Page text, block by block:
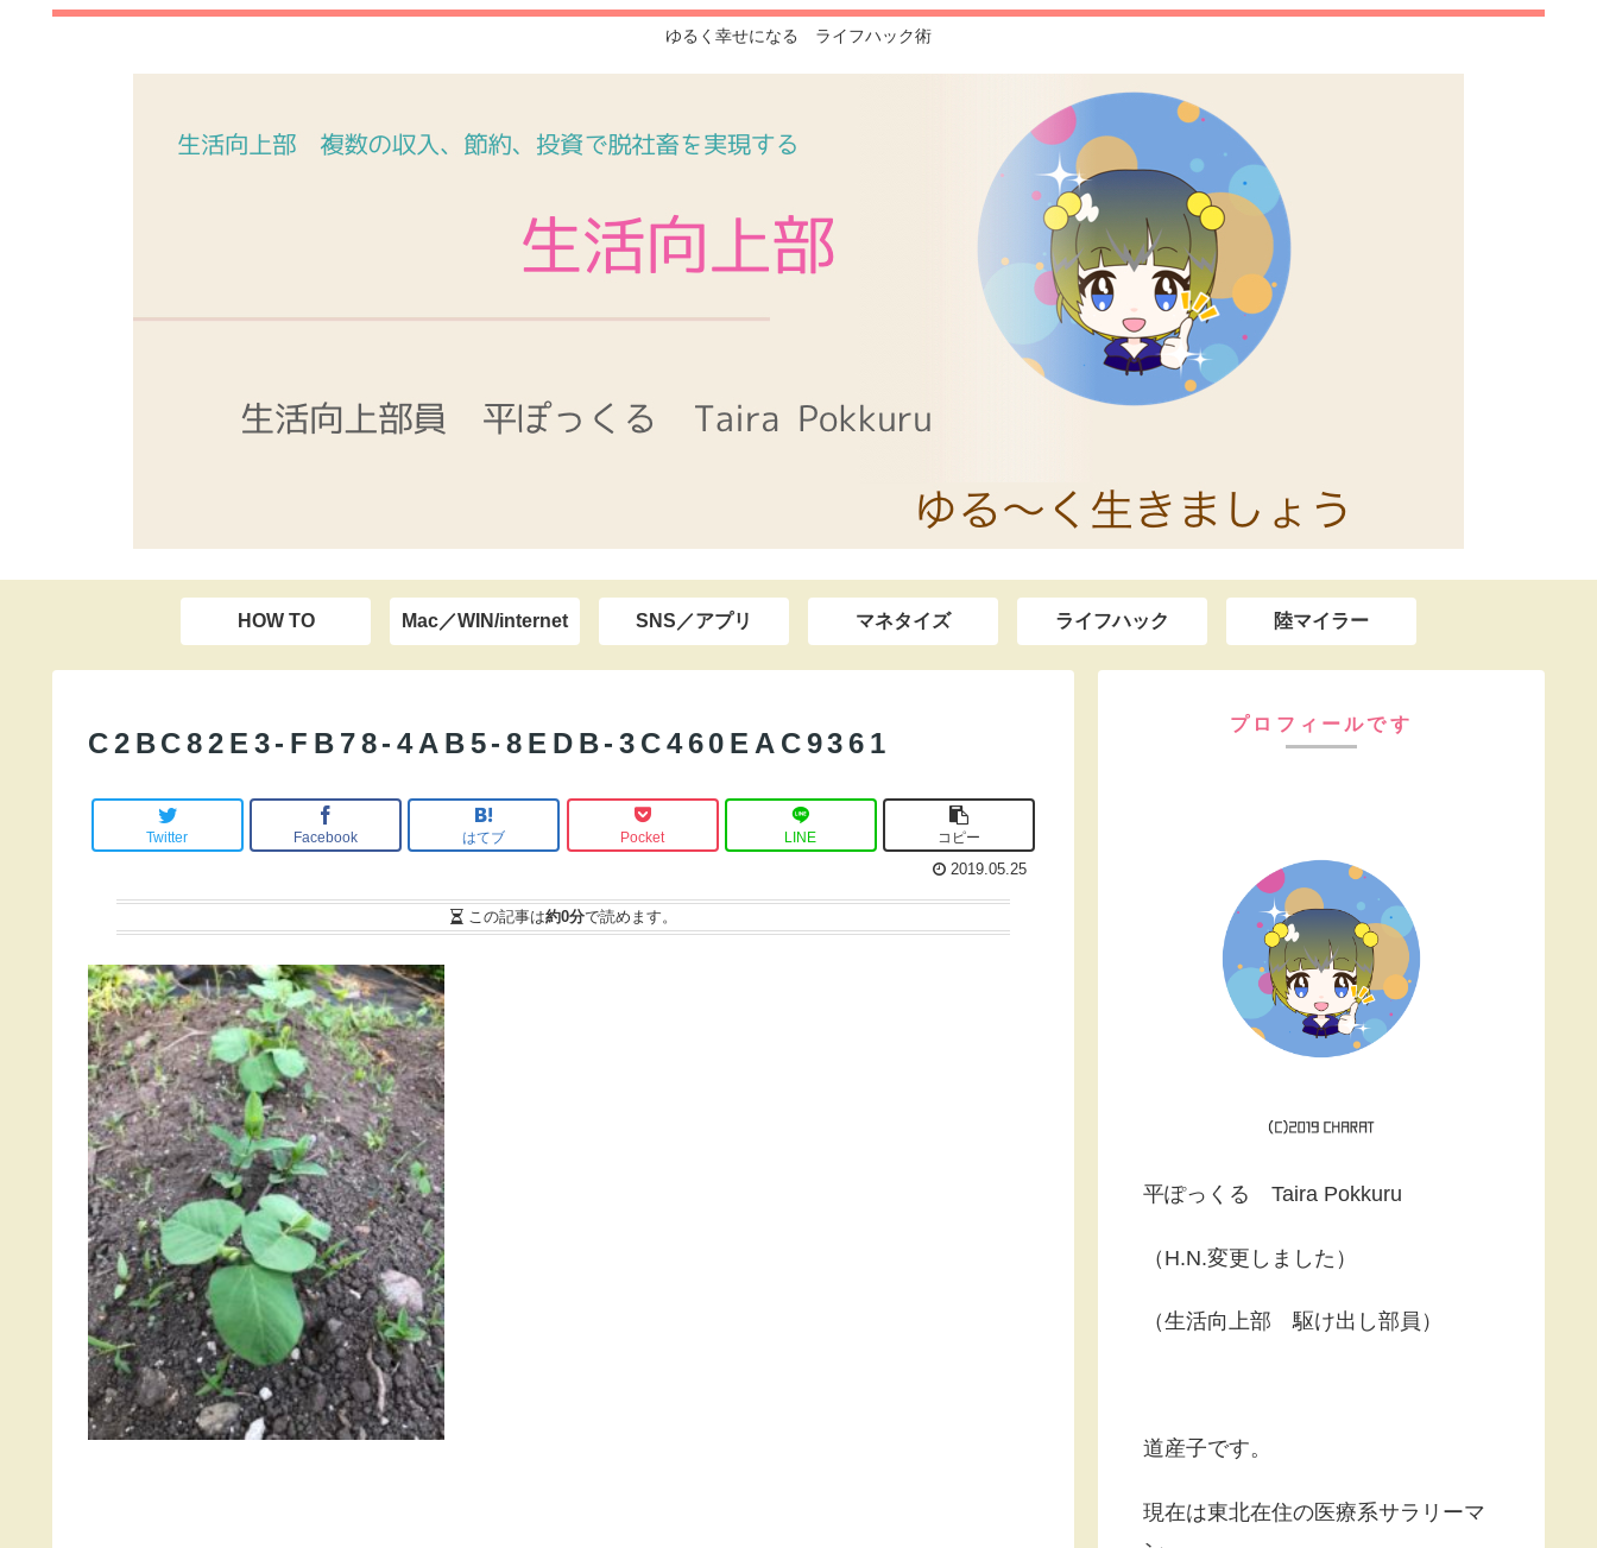
ゆるく幸せになる ライフハック術
HOW TO Mac／WIN/internet SNS／アプリ マネタイズ ライフハック 陸マイラー
C2BC82E3-FB78-4AB5-8EDB-3C460EAC9361
Twitter Facebook はてブ Pocket LINE
コピー
2019.05.25
この記事は約0分で読めます。
プロフィールです
平ぽっくる Taira Pokkuru
（H.N.変更しました）
（生活向上部 駆け出し部員）
道産子です。
現在は東北在住の医療系サラリーマ